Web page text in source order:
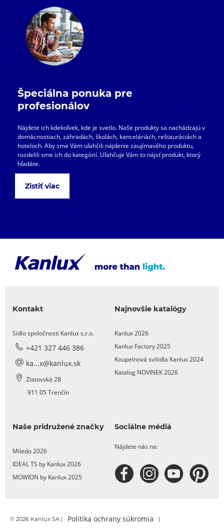
Špeciálna ponuka pre
profesionálov
Nájdete ich kdekoľvek, kde je svetlo. Naše produkty sa nachádzajú v
domácnostiach, záhradách, školách, kanceláriách, reštauráciách a
hoteloch. Aby sme Vám uľahčili nájdenie zaujímavého produktu,
rozdelili sme ich do kategórií. Uľahčuje Vám to nájsť produkt, ktorý
hľadáte.
Zistiť viac
Kontakt
Sídlo spoločnosti Kanlux s.r.o.
+421 327 446 386
ka...x@kanlux.sk
Zlatovská 28
911 05 Trenčín
Najnovšie katalógy
Kanlux 2026
Kanlux Factory 2025
Koupelnová svítidla Kanlux 2024
Katalog NOVINEK 2026
Naše pridružené značky
Miledo 2026
IDEAL TS by Kanlux 2026
MOWION by Kanlux 2025
Sociálne médiá
Nájdete nás na:
© 2026 Kanlux SA | Politika ochrany súkromia |